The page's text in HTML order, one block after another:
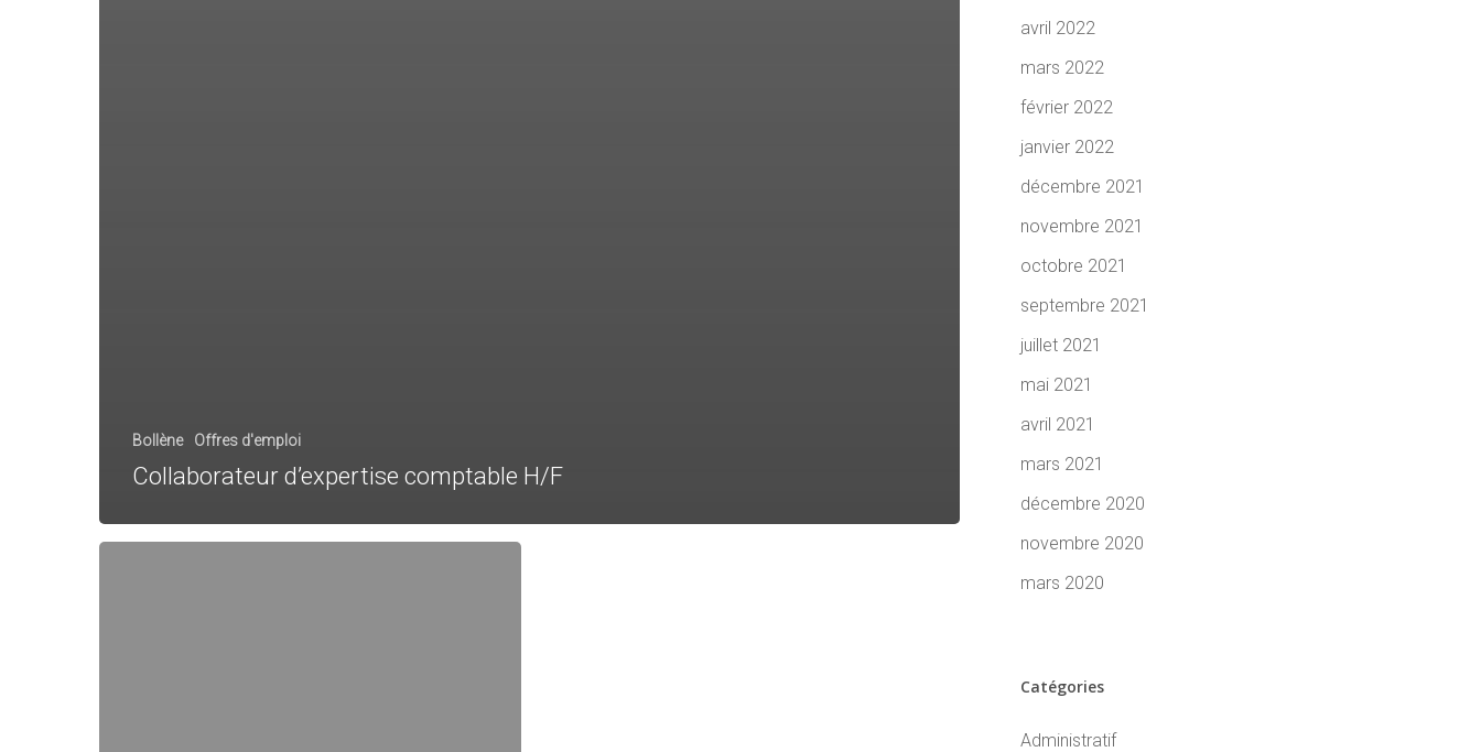
Bollène Offres d'emploi
Collaborateur d’expertise comptable H/F
avril 2022
mars 2022
février 2022
janvier 2022
décembre 2021
novembre 2021
octobre 2021
septembre 2021
juillet 2021
mai 2021
avril 2021
mars 2021
décembre 2020
novembre 2020
mars 2020
Catégories
Administratif